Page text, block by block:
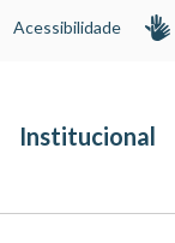
Acessibilidade
Institucional